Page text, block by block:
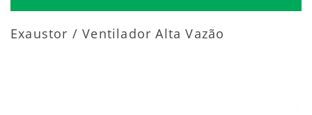
Exaustor / Ventilador Alta Vazão